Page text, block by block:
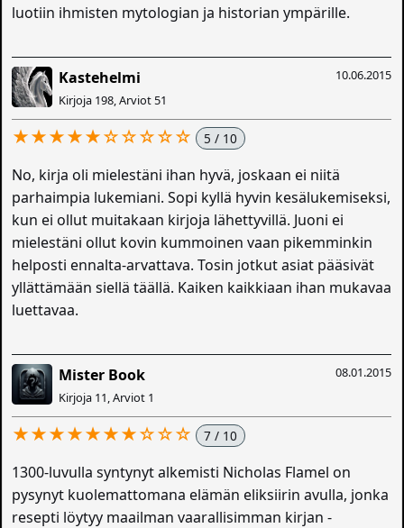
luotiin ihmisten mytologian ja historian ympärille.
10.06.2015
Kastehelmi
Kirjoja 198, Arviot 51
★★★★★☆☆☆☆☆ 5 / 10
No, kirja oli mielestäni ihan hyvä, joskaan ei niitä
parhaimpia lukemiani. Sopi kyllä hyvin kesälukemiseksi,
kun ei ollut muitakaan kirjoja lähettyvillä. Juoni ei
mielestäni ollut kovin kummoinen vaan pikemminkin
helposti ennalta-arvattava. Tosin jotkut asiat pääsivät
yllättämään siellä täällä. Kaiken kaikkiaan ihan mukavaa
luettavaa.
08.01.2015
Mister Book
Kirjoja 11, Arviot 1
★★★★★★★☆☆☆ 7 / 10
1300-luvulla syntynyt alkemisti Nicholas Flamel on
pysynyt kuolemattomana elämän eliksiirin avulla, jonka
resepti löytyy maailman vaarallisimman kirjan -